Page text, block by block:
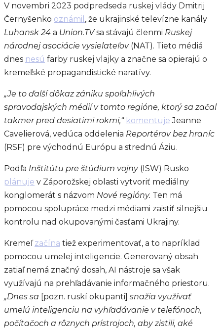
V novembri 2023 podpredseda ruskej vlády Dmitrij
Černyšenko oznámil , že ukrajinské televízne kanály
Luhansk 24 a Union.TVsa stávajú členmi Ruskej
národnej asociácie vysielateľov (NAT). Tieto médiá
dnes nesú farby ruskej vlajky a značne sa opierajú o
kremeľské propagandistické naratívy.
„Je to ďalší dôkaz zániku spoľahlivých
spravodajských médií v tomto regióne, ktorý sa začal
takmer pred desiatimi rokmi,“ komentuje Jeanne
Cavelierová, vedúca oddelenia Reportérov bez hraníc
(RSF) pre východnú Európu a strednú Áziu.
Podľa Inštitútu pre štúdium vojny(ISW) Rusko
plánuje v Záporožskej oblasti vytvoriť mediálny
konglomerát s názvom Nové regióny. Ten má
pomocou spolupráce medzi médiami zaistiť silnejšiu
kontrolu nad okupovanými časťami Ukrajiny.
Kremeľzačína tiež experimentovať, a to napríklad
pomocou umelej inteligencie. Generovaný obsah
zatiaľ nemá značný dosah, AI nástroje sa však
využívajú na prehľadávanie informačného priestoru.
„Dnes sa [pozn. ruskí okupanti] snažia využívať
umelú inteligenciu na vyhľadávanie v telefónoch,
počítačoch a rôznych prístrojoch, aby zistili, aké